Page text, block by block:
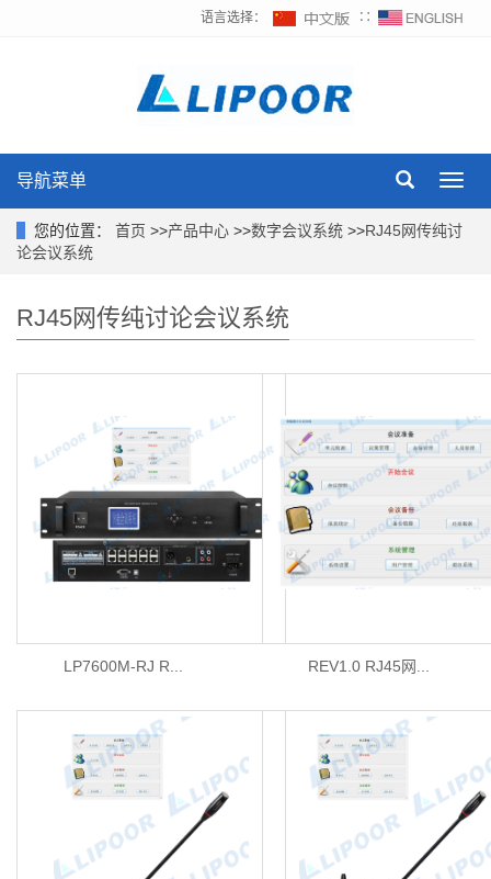
语言选择： ∷
导航菜单
您的位置： 首页 >>产品中心 >>数字会议系统 >>RJ45网传纯讨
论会议系统
RJ45网传纯讨论会议系统
LP7600M-RJ R... REV1.0 RJ45网...